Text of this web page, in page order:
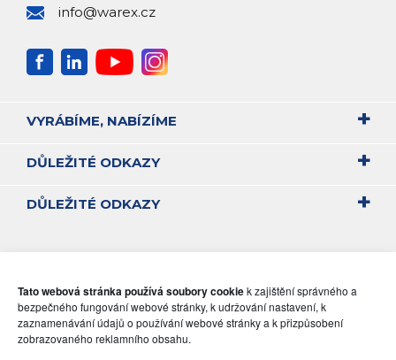
Tato webová stránka používá soubory cookiek zajištění správného a
bezpečného fungování webové stránky, k udržování nastavení, k
zaznamenávání údajů o používání webové stránky a k přizpůsobení
zobrazovaného reklamního obsahu.
info@warex.cz
VYRÁBÍME, NABÍZÍME
DŮLEŽITÉ ODKAZY
DŮLEŽITÉ ODKAZY